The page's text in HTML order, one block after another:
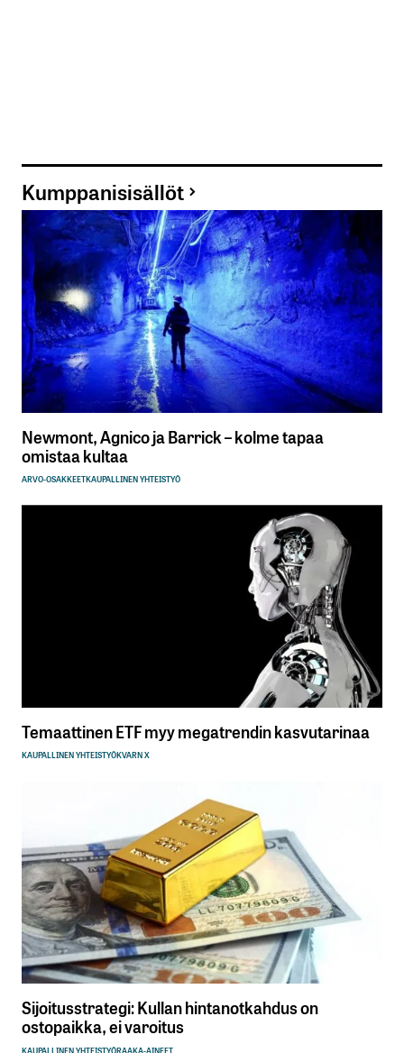
Kumppanisisällöt
Newmont, Agnico ja Barrick – kolme tapaa
omistaa kultaa
ARVO-OSAKKEETKAUPALLINEN YHTEISTYÖ
Temaattinen ETF myy megatrendin kasvutarinaa
KAUPALLINEN YHTEISTYÖKVARN X
Sijoitusstrategi: Kullan hintanotkahdus on
ostopaikka, ei varoitus
KAUPALLINEN YHTEISTYÖRAAKA-AINEET